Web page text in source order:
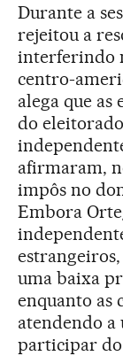
Durante a
rejeitou a
interferindo
centro-
alega que as
do
afirmaram,
impôs no
Embora
uma baixa
enquanto as
atendendo a
participar do